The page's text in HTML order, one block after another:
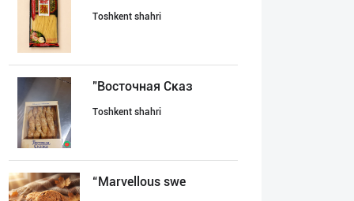
Toshkent shahri
"Восточная Сказ
Toshkent shahri
“Marvellous swe